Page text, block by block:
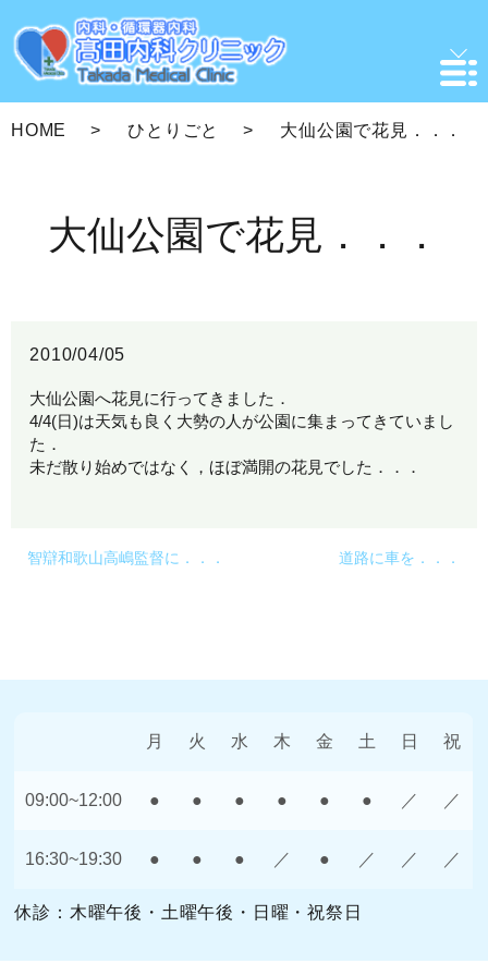
HOME ひとりごと 大仙公園で花見．．．
大仙公園で花見．．．
2010/04/05
大仙公園へ花見に行ってきました．
4/4(日)は天気も良く大勢の人が公園に集まってきていまし
た．
未だ散り始めではなく，ほぼ満開の花見でした．．．
智辯和歌山高嶋監督に．．． 道路に車を．．．
月 火 水 木 金 土 日 祝
09:00~12:00 ● ● ● ● ● ● ／ ／
16:30~19:30 ● ● ● ／ ● ／ ／ ／
休診：木曜午後・土曜午後・日曜・祝祭日